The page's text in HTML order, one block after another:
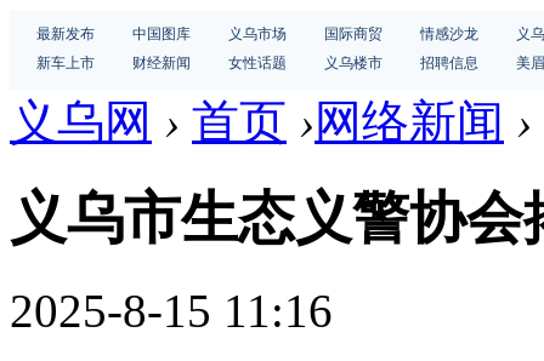
最新发布 中国图库 义乌市场 国际商贸 情感沙龙
义
新车上市
财经新闻 女性话题 义乌楼市 招聘信息 美
义乌网 › 首页 ›网络新闻 ›
义乌市生态义警协会
2025-8-15 11:16